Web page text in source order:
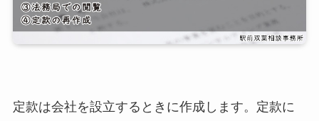
定款は会社を設立するときに作成します。定款に